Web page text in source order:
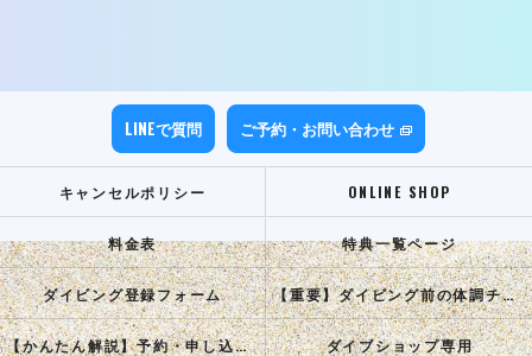
LINEで質問 ご予約・お問い合わせ
キャンセルポリシー ONLINE SHOP
料金表 特典一覧ページ
ダイビング登録フォーム 【重要】ダイビング前の体調チェック
【かんたん解説】予約・申し込み手順 ダイブショップ専用